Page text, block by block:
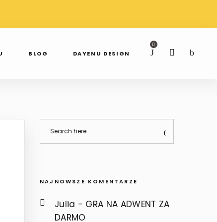
0
BLOG DAYENU DESIGN
NAJNOWSZE KOMENTARZE
Julia - GRA NA ADWENT ZA
DARMO